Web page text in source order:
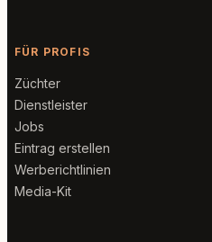
FÜR PROFIS
Züchter
Dienstleister
Jobs
Eintrag erstellen
Werberichtlinien
Media-Kit